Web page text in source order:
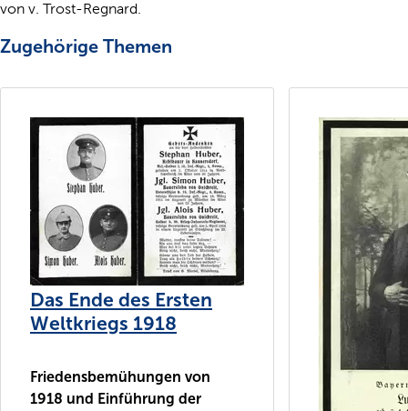
von v. Trost-Regnard.
Zugehörige Themen
Das Ende des Ersten
Weltkriegs 1918
Friedensbemühungen von
1918 und Einführung der